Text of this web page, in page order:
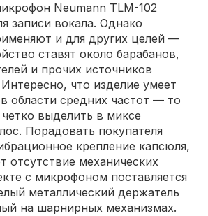
Neumann TLM-102
записи вокала. Однако
и для других целей —
ставят около барабанов,
и прочих источников
что изделие умеет
области средних частот — то
выделить в миксе
Порадовать покупателя
крепление капсюля,
отсутствие механических
с микрофоном поставляется
металлический держатель
на шарнирных механизмах.